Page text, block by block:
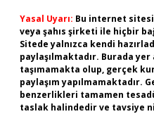
Yasal Uyarı: Bu internet
veya şahıs şirketi ile hiçbir
Sitede yalnızca kendi
paylaşılmaktadır. Burada
taşımamakta olup, gerçek
paylaşım yapılmamaktadır.
benzerlikleri tamamen
taslak halindedir ve tavsiye